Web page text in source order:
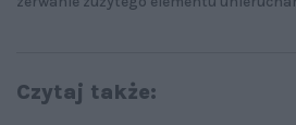
Czytaj także: